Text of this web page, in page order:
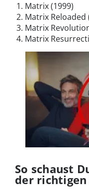
Matrix (1999)
Matrix Reloaded
Matrix
Matrix
So schaust
der